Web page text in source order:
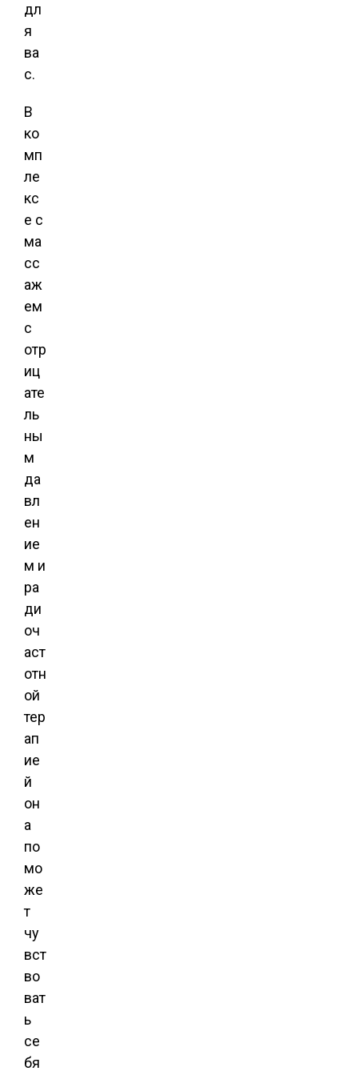
дл
я
ва
с.
В
ко
мп
ле
кс
е с
ма
сс
аж
ем
с
отр
иц
ате
ль
ны
м
да
вл
ен
ие
м и
ра
ди
оч
аст
отн
ой
тер
ап
ие
й
он
а
по
мо
же
т
чу
вст
во
ват
ь
се
бя